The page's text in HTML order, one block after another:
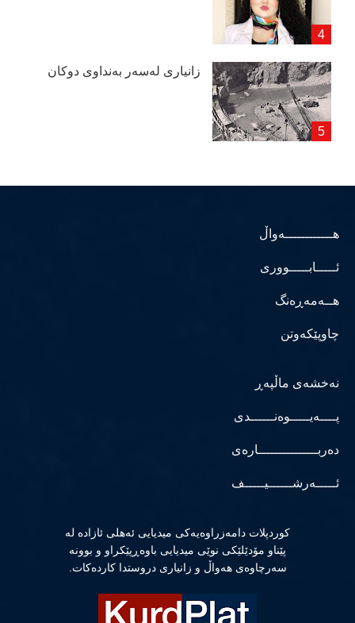
زانیاری لەسەر بەنداوی دوكان
هــــــــــــەواڵ
ئـــــابـــــووری
هــەمەڕەنگ
چاوپێکەوتن
نەخشەی ماڵپەڕ
پــــەیـــــوەنــــــدی
دەربـــــــــــــــارەی
ئـــــەرشــــــیـــــف
كوردپلات دامەزراوەیەكی میدیایی ئەهلی ئازادە لە
پێناو مۆدێلێكی نوێی میدیایی باوەڕپێكراو و بوونە
سەرچاوەی هەواڵ و زانیاری دروستدا كاردەكات.